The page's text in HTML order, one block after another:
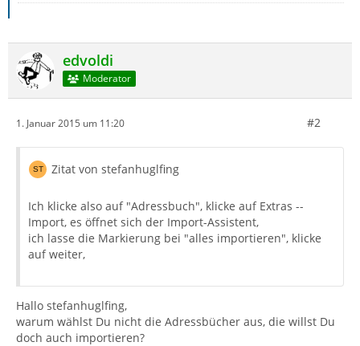
edvoldi
Moderator
1. Januar 2015 um 11:20 #2
Zitat von stefanhuglfing
Ich klicke also auf "Adressbuch", klicke auf Extras --
Import, es öffnet sich der Import-Assistent,
ich lasse die Markierung bei "alles importieren", klicke
auf weiter,
Hallo stefanhuglfing,
warum wählst Du nicht die Adressbücher aus, die willst Du
doch auch importieren?